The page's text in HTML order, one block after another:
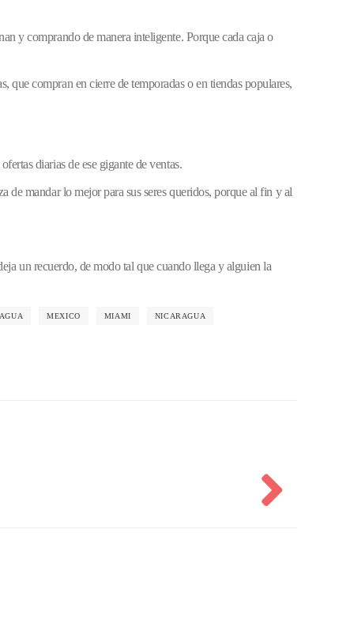
y comprando de manera inteligente. Porque cada caja o
que compran en cierre de temporadas o en tiendas populares,
diarias de ese gigante de ventas.
de mandar lo mejor para sus seres queridos, porque al fin y al
un recuerdo, de modo tal que cuando llega y alguien la
MEXICO MIAMI NICARAGUA